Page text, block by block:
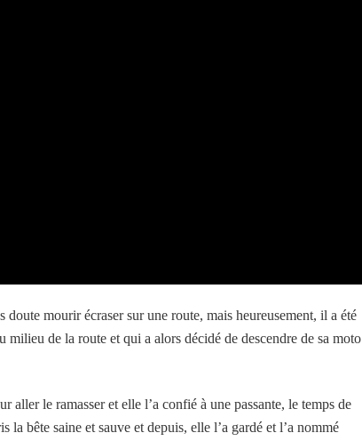
mourir écraser sur une route, mais heureusement, il a été
milieu de la route et qui a alors décidé de descendre de sa moto
aller le ramasser et elle l’a confié à une passante, le temps de
bête saine et sauve et depuis, elle l’a gardé et l’a nommé